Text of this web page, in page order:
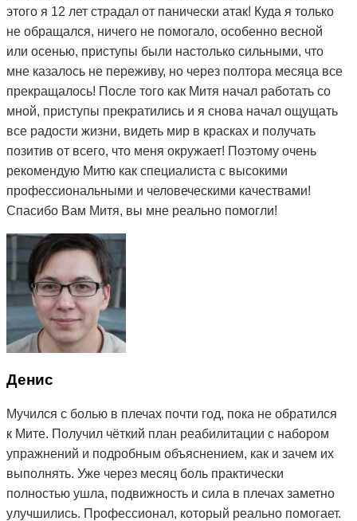
этого я 12 лет страдал от панически атак! Куда я только
не обращался, ничего не помогало, особенно весной
или осенью, приступы были настолько сильными, что
мне казалось не переживу, но через полтора месяца все
прекращалось! После того как Митя начал работать со
мной, приступы прекратились и я снова начал ощущать
все радости жизни, видеть мир в красках и получать
позитив от всего, что меня окружает! Поэтому очень
рекомендую Митю как специалиста с высокими
профессиональными и человеческими качествами!
Спасибо Вам Митя, вы мне реально помогли!
Денис
Мучился с болью в плечах почти год, пока не обратился
к Мите. Получил чёткий план реабилитации с набором
упражнений и подробным объяснением, как и зачем их
выполнять. Уже через месяц боль практически
полностью ушла, подвижность и сила в плечах заметно
улучшились. Профессионал, который реально помогает.